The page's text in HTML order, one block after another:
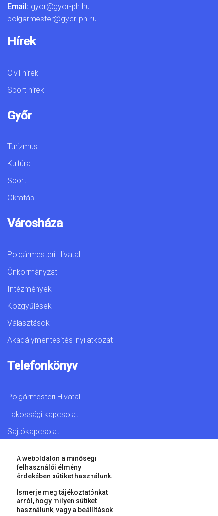
Email: gyor@gyor-ph.hu
polgarmester@gyor-ph.hu
Hírek
Civil hírek
Sport hírek
Győr
Turizmus
Kultúra
Sport
Oktatás
Városháza
Polgármesteri Hivatal
Önkormányzat
Intézmények
Közgyűlések
Választások
Akadálymentesítési nyilatkozat
Telefonkönyv
Polgármesteri Hivatal
Lakossági kapcsolat
Sajtókapcsolat
© 2026 Győr Megyei Jogú Város • Minden jog fenntartva!
A weboldalon a minőségi
felhasználói élmény
érdekében sütiket használunk.
Ismerje meg tájékoztatónkat
arról, hogy milyen sütiket
használunk, vagy a beállítások